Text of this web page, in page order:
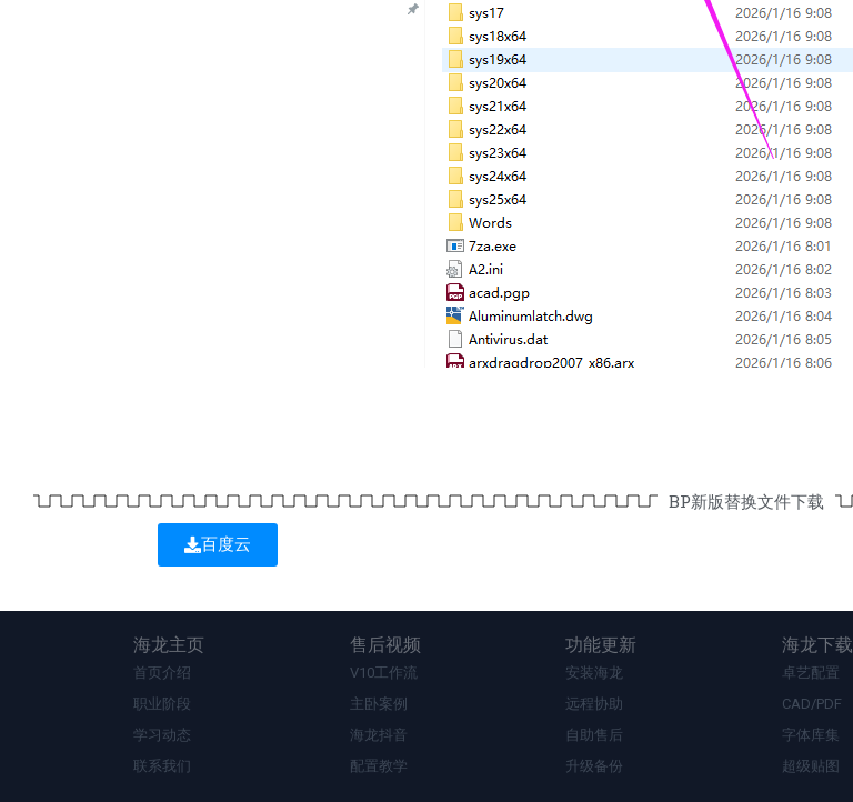
BP新版替换文件下载
百度云
海龙主页
首页介绍
职业阶段
学习动态
联系我们
售后视频
V10工作流
主卧案例
海龙抖音
配置教学
功能更新
安装海龙
远程协助
自助售后
升级备份
海龙下载
卓艺配置
CAD/PDF
字体库集
超级贴图